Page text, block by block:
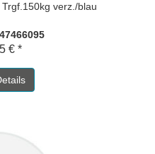
verz./blau
€ *